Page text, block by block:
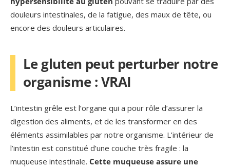
douleurs intestinales, de la fatigue, des maux de tête, ou
encore des douleurs articulaires.
Le gluten peut perturber notre
organisme : VRAI
L’intestin grêle est l’organe qui a pour rôle d’assurer la
digestion des aliments, et de les transformer en des
éléments assimilables par notre organisme. L’intérieur de
l’intestin est constitué d’une couche très fragile : la
muqueuse intestinale. Cette muqueuse assure une